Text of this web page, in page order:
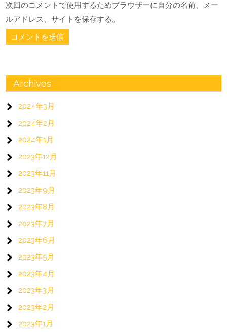
次回のコメントで使用するためブラウザーに自分の名前、メー
ルアドレス、サイトを保存する。
Archives
2024年3月
2024年2月
2024年1月
2023年12月
2023年11月
2023年9月
2023年8月
2023年7月
2023年6月
2023年5月
2023年4月
2023年3月
2023年2月
2023年1月